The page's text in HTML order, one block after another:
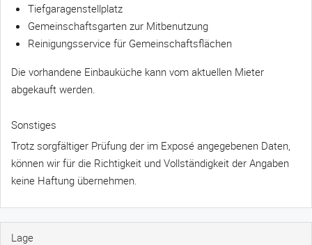
Tiefgaragenstellplatz
Gemeinschaftsgarten zur Mitbenutzung
Reinigungsservice für Gemeinschaftsflächen
Die vorhandene Einbauküche kann vom aktuellen Mieter
abgekauft werden.
Sonstiges
Trotz sorgfältiger Prüfung der im Exposé angegebenen Daten,
können wir für die Richtigkeit und Vollständigkeit der Angaben
keine Haftung übernehmen.
Lage